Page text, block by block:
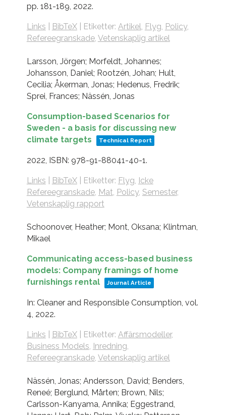
pp. 181-189, 2022.
Links BibTeX| Etiketter: Artikel, Flyg, Policy,
Refereegranskade, Vetenskaplig artikel
Larsson, Jörgen; Morfeldt, Johannes;
Johansson, Daniel; Rootzén, Johan; Hult,
Cecilia; Åkerman, Jonas; Hedenus, Fredrik;
Sprei, Frances; Nässén, Jonas
Consumption-based Scenarios for
Sweden - a basis for discussing new
climate targets
Technical Report
2022, ISBN: 978-91-88041-40-1.
Links BibTeX| Etiketter: Flyg, Icke
Refereegranskade, Mat, Policy, Semester,
Vetenskaplig rapport
Schoonover, Heather; Mont, Oksana; Klintman,
Mikael
Communicating access-based business
models: Company framings of home
furnishings rental
Journal Article
In: Cleaner and Responsible Consumption, vol.
4, 2022.
Links BibTeX| Etiketter: Affärsmodeller,
Business Models, Inredning,
Refereegranskade, Vetenskaplig artikel
Nässén, Jonas; Andersson, David; Benders,
Reneé; Berglund, Mårten; Brown, Nils;
Carlsson-Kanyama, Annika; Eggestrand,